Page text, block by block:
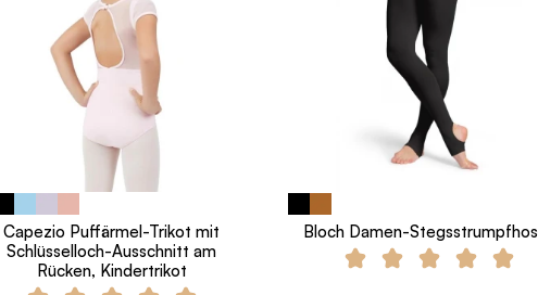
Capezio Puffärmel-Trikot mit
Schlüsselloch-Ausschnitt am
Rücken, Kindertrikot
Bloch Damen-